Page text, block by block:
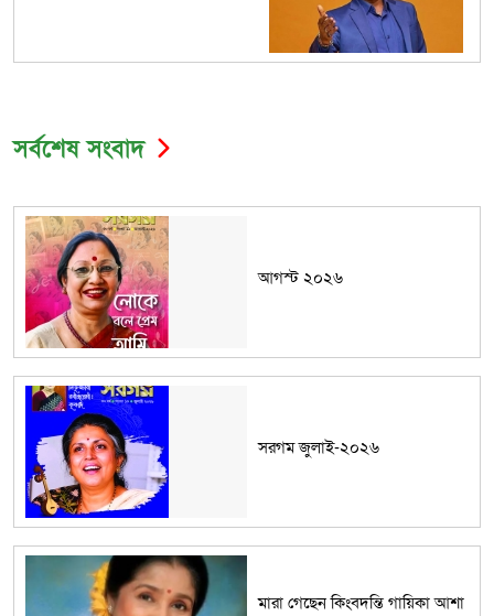
সর্বশেষ সংবাদ
আগস্ট ২০২৬
সরগম জুলাই-২০২৬
মারা গেছেন কিংবদন্তি গায়িকা আশা